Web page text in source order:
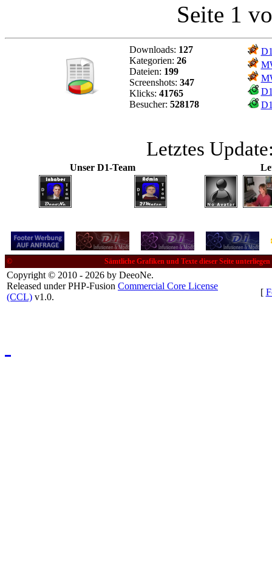
Seite 1
Downloads: 127
Kategorien: 26
Dateien: 199
Screenshots: 347
Klicks: 41765
Besucher: 528178
Letztes
Unser D1-Team
© Sämtliche Grafiken und Texte dieser Seite
Copyright © 2010 - 2026 by DeeoNe.
Released under PHP-Fusion Commercial Core License
(CCL) v1.0. [